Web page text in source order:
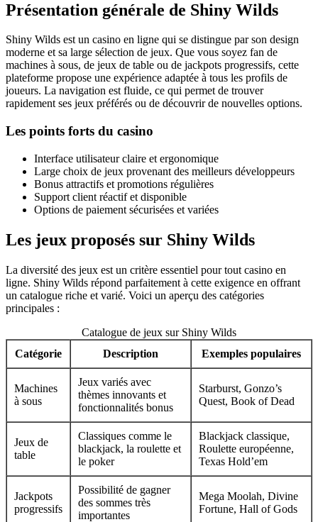
Présentation générale de Shiny Wilds
Shiny Wilds est un casino en ligne qui se distingue par son design
moderne et sa large sélection de jeux. Que vous soyez fan de
machines à sous, de jeux de table ou de jackpots progressifs, cette
plateforme propose une expérience adaptée à tous les profils de
joueurs. La navigation est fluide, ce qui permet de trouver
rapidement ses jeux préférés ou de découvrir de nouvelles options.
Les points forts du casino
Interface utilisateur claire et ergonomique
Large choix de jeux provenant des meilleurs développeurs
Bonus attractifs et promotions régulières
Support client réactif et disponible
Options de paiement sécurisées et variées
Les jeux proposés sur Shiny Wilds
La diversité des jeux est un critère essentiel pour tout casino en
ligne. Shiny Wilds répond parfaitement à cette exigence en offrant
un catalogue riche et varié. Voici un aperçu des catégories
principales :
Catalogue de jeux sur Shiny Wilds
Catégorie
Description Exemples populaires
Machines
à sous
Jeux variés avec
thèmes innovants et
fonctionnalités bonus
Starburst, Gonzo’s
Quest, Book of Dead
Jeux de
table
Classiques comme le
blackjack, la roulette et
le poker
Blackjack classique,
Roulette européenne,
Texas Hold’em
Jackpots
progressifs
Possibilité de gagner
des sommes très
importantes
Mega Moolah, Divine
Fortune, Hall of Gods